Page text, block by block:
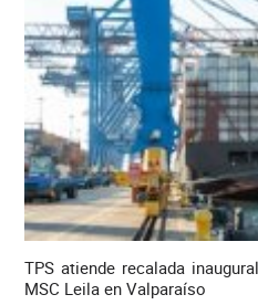
TPS atiende recalada
MSC Leila en Valparaíso